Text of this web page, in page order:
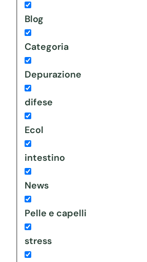
Blog
Categoria
Depurazione
difese
Ecol
intestino
News
Pelle e capelli
stress